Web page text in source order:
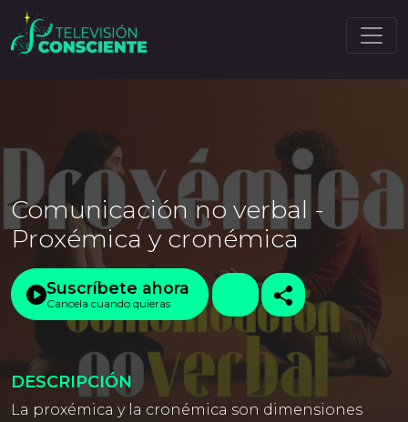
Comunicación no verbal -
Proxémica y cronémica
Suscríbete ahora
Cancela cuando quieras
DESCRIPCIÓN
La proxémica y la cronémica son dimensiones